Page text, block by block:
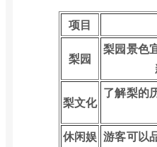
项目
梨园
梨园景色
梨文化
了解梨的
休闲娱 游客可以